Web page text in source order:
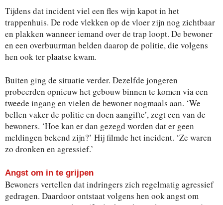
Tijdens dat incident viel een fles wijn kapot in het
trappenhuis. De rode vlekken op de vloer zijn nog zichtbaar
en plakken wanneer iemand over de trap loopt. De bewoner
en een overbuurman belden daarop de politie, die volgens
hen ook ter plaatse kwam.
Buiten ging de situatie verder. Dezelfde jongeren
probeerden opnieuw het gebouw binnen te komen via een
tweede ingang en vielen de bewoner nogmaals aan. ‘We
bellen vaker de politie en doen aangifte’, zegt een van de
bewoners. ‘Hoe kan er dan gezegd worden dat er geen
meldingen bekend zijn?’ Hij filmde het incident. ‘Ze waren
zo dronken en agressief.’
Angst om in te grijpen
Bewoners vertellen dat indringers zich regelmatig agressief
gedragen. Daardoor ontstaat volgens hen ook angst om